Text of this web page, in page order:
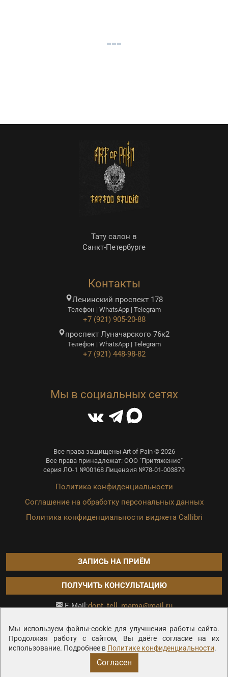
Мы используем файлы-cookie для улучшения работы сайта.
Продолжая работу с сайтом, Вы даёте согласие на их
использование. Подробнее в Политике конфиденциальности.
Согласен
Тату салон в
Санкт-Петербурге
Контакты
Ленинский проспект 178
Телефон | WhatsApp | Telegram
+7 (921) 905-20-88
проспект Луначарского 76к2
Телефон | WhatsApp | Telegram
+7 (921) 448-98-82
Мы в социальных сетях
Все права защищены Art of Pain © 2026
Все права принадлежат: ООО "Притяжение"
серия ЛО-1 №00168 Лицензия №78-01-003879
Политика конфиденциальности
Соглашение на обработку персональных данных
Политика конфиденциальности виджета Callibri
ЗАПИСЬ НА ПРИЁМ
ПОЛУЧИТЬ КОНСУЛЬТАЦИЮ
E-Mail:dont_tell_mama@mail.ru